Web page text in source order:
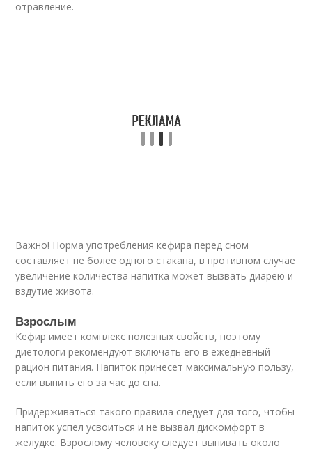
отравление.
Важно! Норма употребления кефира перед сном
составляет не более одного стакана, в противном случае
увеличение количества напитка может вызвать диарею и
вздутие живота.
Взрослым
Кефир имеет комплекс полезных свойств, поэтому
диетологи рекомендуют включать его в ежедневный
рацион питания. Напиток принесет максимальную пользу,
если выпить его за час до сна.
Придерживаться такого правила следует для того, чтобы
напиток успел усвоиться и не вызвал дискомфорт в
желудке. Взрослому человеку следует выпивать около